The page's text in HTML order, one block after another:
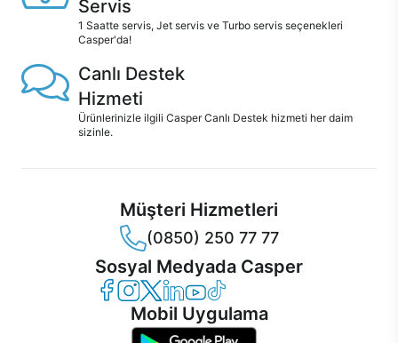
Servis
1 Saatte servis, Jet servis ve Turbo servis seçenekleri
Casper'da!
Canlı Destek
Hizmeti
Ürünlerinizle ilgili Casper Canlı Destek hizmeti her daim
sizinle.
Müşteri Hizmetleri
(0850) 250 77 77
Sosyal Medyada Casper
Casper Facebook
Casper Instagram
Casper Twitter
Casper LinkedIn
Casper YouTube
Casper TikTok
Mobil Uygulama